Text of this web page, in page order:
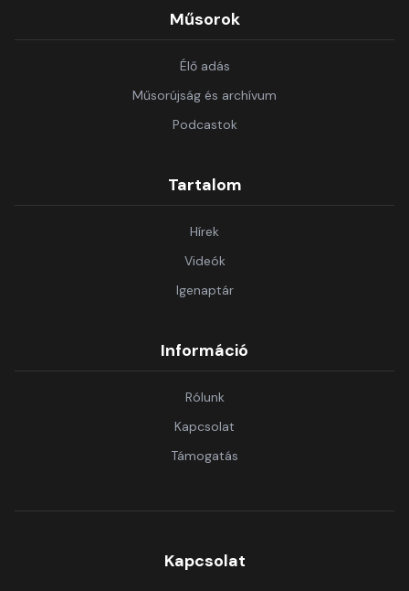
Műsorok
Élő adás
Műsorújság és archívum
Podcastok
Tartalom
Hírek
Videók
Igenaptár
Információ
Rólunk
Kapcsolat
Támogatás
Kapcsolat